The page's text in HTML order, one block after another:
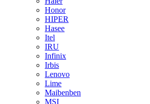
Honor
HIPER
Hasee
Itel
IRU
Infinix
Irbis
Lenovo
Lime
Maibenben
MSI